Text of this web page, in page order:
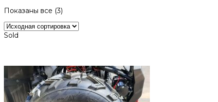
Показаны все (3)
Sold